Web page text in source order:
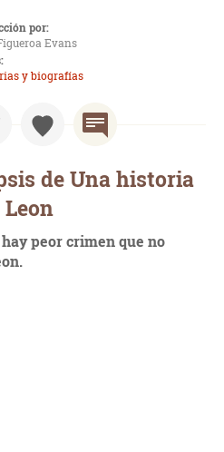
por:
Evans
y biografías
de Una historia
peor crimen que no